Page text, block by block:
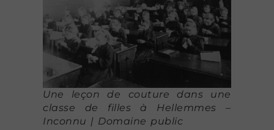
Une leçon de couture dans une
classe de filles à Hellemmes –
Inconnu | Domaine public